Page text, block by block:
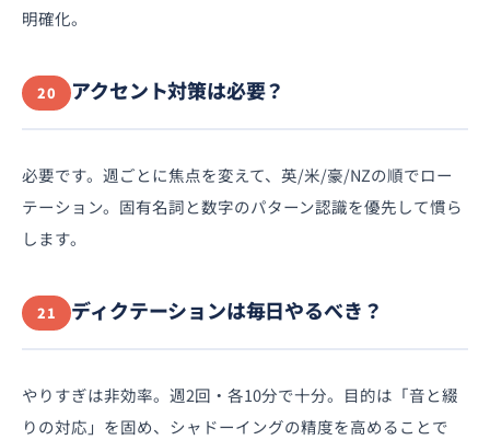
明確化。
20 アクセント対策は必要？
必要です。週ごとに焦点を変えて、英/米/豪/NZの順でロー
テーション。固有名詞と数字のパターン認識を優先して慣ら
します。
21 ディクテーションは毎日やるべき？
やりすぎは非効率。週2回・各10分で十分。目的は「音と綴
りの対応」を固め、シャドーイングの精度を高めることで